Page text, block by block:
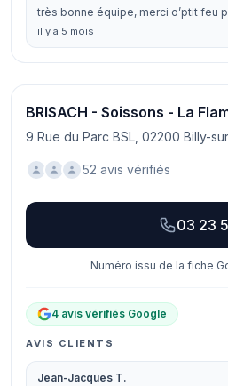
très bonne équipe, merci o’ptit feu
il y a 5 mois
BRISACH - Soissons - La
9 Rue du Parc BSL, 02200 Billy-
52 avis vérifiés
03 23
Numéro issu de la fiche
4 avis vérifiés Google
AVIS CLIENTS
Jean-Jacques T.